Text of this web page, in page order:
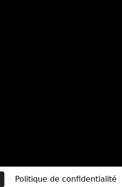
Politique de confidentialité